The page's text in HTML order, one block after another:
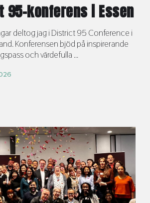
95-konferens i Essen
deltog jag i District 95 Conference i
Konferensen bjöd på inspirerande
och värdefulla ...